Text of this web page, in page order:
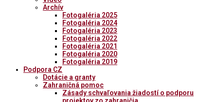
Archív
Fotogaléria 2025
Fotogaléria 2024
Fotogaléria 2023
Fotogaléria 2022
Fotogaléria 2021
Fotogaléria 2020
Fotogaléria 2019
Podpora CZ
Dotácie a granty
Zahraničná pomoc
Zásady schvaľovania žiadostí o podporu